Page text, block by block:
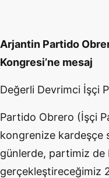
Arjantin Partido
Kongresi’ne mesaj
Değerli Devrimci İşçi
Partido Obrero (İşçi
kongrenize kardeşçe
günlerde, partimiz de
gerçekleştireceğimiz